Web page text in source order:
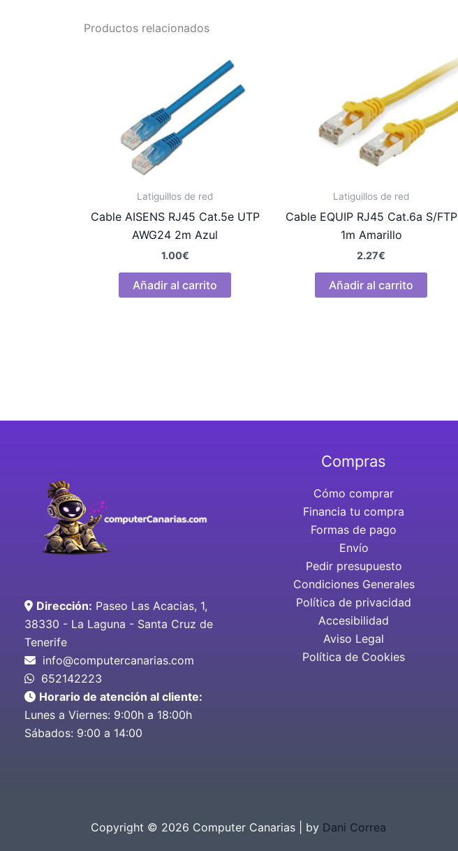
Productos relacionados
Latiguillos de red
Cable AISENS RJ45 Cat.5e UTP
AWG24 2m Azul
1.00€
Añadir al carrito
Latiguillos de red
Cable EQUIP RJ45 Cat.6a S/FTP
1m Amarillo
2.27€
Añadir al carrito
Dirección: Paseo Las Acacias, 1,
38330 - La Laguna - Santa Cruz de
Tenerife
info@computercanarias.com
652142223
Horario de atención al cliente:
Lunes a Viernes: 9:00h a 18:00h
Sábados: 9:00 a 14:00
Compras
Cómo comprar
Financia tu compra
Formas de pago
Envío
Pedir presupuesto
Condiciones Generales
Política de privacidad
Accesibilidad
Aviso Legal
Política de Cookies
Copyright © 2026 Computer Canarias | by Dani Correa